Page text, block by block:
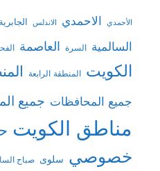
الأحمدي الاحمدي الاندلس الجابرية
السالمية السرة العاصمة
الكويت المنطقة الرابعة
جميع المحافظات جميع
مناطق الكويت
خصوصي سلوى صباح